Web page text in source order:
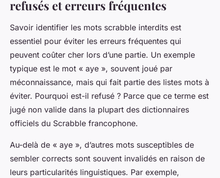
refusés et erreurs fréquentes
Savoir identifier les mots scrabble interdits est
essentiel pour éviter les erreurs fréquentes qui
peuvent coûter cher lors d’une partie. Un exemple
typique est le mot « aye », souvent joué par
méconnaissance, mais qui fait partie des listes mots à
éviter. Pourquoi est-il refusé ? Parce que ce terme est
jugé non valide dans la plupart des dictionnaires
officiels du Scrabble francophone.
Au-delà de « aye », d’autres mots susceptibles de
sembler corrects sont souvent invalidés en raison de
leurs particularités linguistiques. Par exemple,